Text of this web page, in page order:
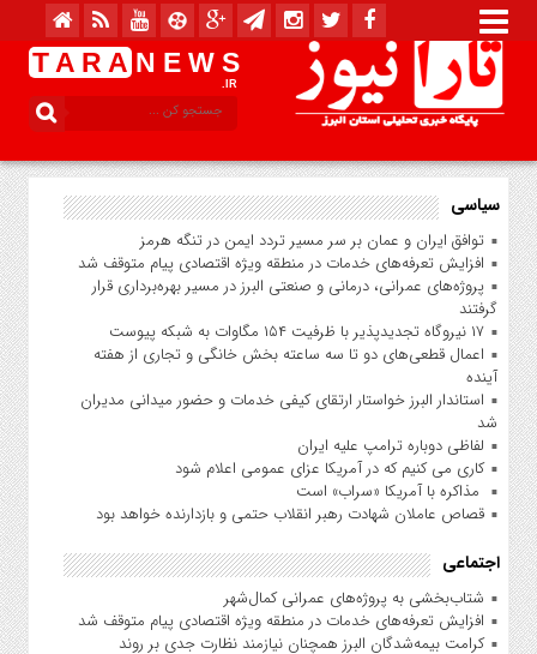
T A R A N E W S
.IR
سیاسی
توافق ایران و عمان بر سر مسیر تردد ایمن در تنگه هرمز
افزایش تعرفه‌های خدمات در منطقه ویژه اقتصادی پیام متوقف شد
پروژه‌های عمرانی، درمانی و صنعتی البرز در مسیر بهره‌برداری قرار
گرفتند
۱۷ نیروگاه تجدیدپذیر با ظرفیت ۱۵۴ مگاوات به شبکه پیوست
اعمال قطعی‌های دو تا سه ساعته بخش خانگی و تجاری از هفته
آینده
استاندار البرز خواستار ارتقای کیفی خدمات و حضور میدانی مدیران
شد
لفاظی دوباره ترامپ علیه ایران
کاری می کنیم که در آمریکا عزای عمومی اعلام شود
مذاکره با آمریکا «سراب» است
قصاص عاملان شهادت رهبر انقلاب حتمی و بازدارنده خواهد بود
اجتماعی
شتاب‌بخشی به پروژه‌های عمرانی کمال‌شهر
افزایش تعرفه‌های خدمات در منطقه ویژه اقتصادی پیام متوقف شد
کرامت بیمه‌شدگان البرز همچنان نیازمند نظارت جدی بر روند